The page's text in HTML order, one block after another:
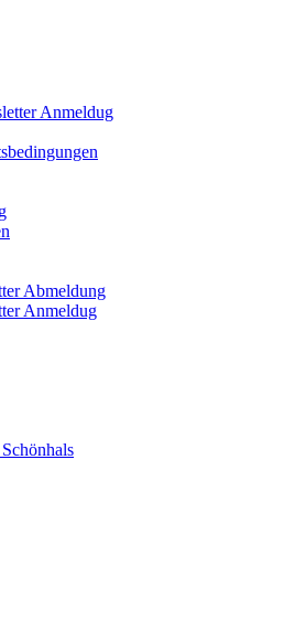
Anmeldug
Abmeldung
Anmeldug